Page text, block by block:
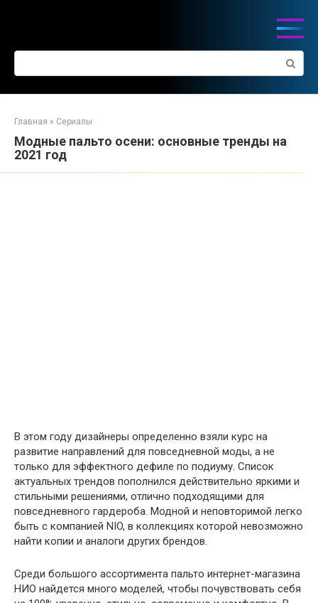
Главная » Сериалы
Модные пальто осени: основные тренды на
2021 год
В этом году дизайнеры определенно взяли курс на
развитие направлений для повседневной моды, а не
только для эффектного дефиле по подиуму. Список
актуальных трендов пополнился действительно яркими и
стильными решениями, отлично подходящими для
повседневного гардероба. Модной и неповторимой легко
быть с компанией NIO, в коллекциях которой невозможно
найти копии и аналоги других брендов.
Среди большого ассортимента пальто интернет-магазина
НИО найдется много моделей, чтобы почувствовать себя